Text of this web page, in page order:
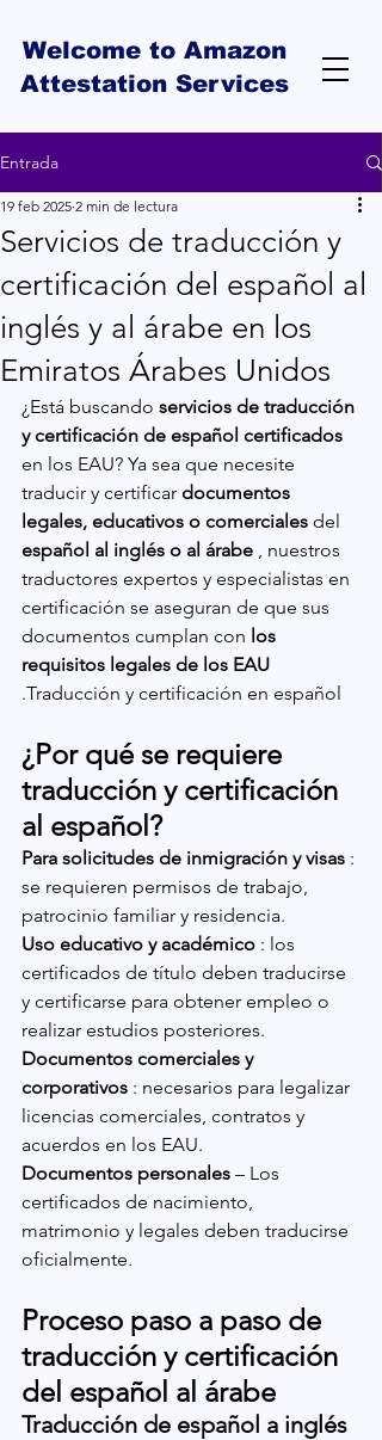
Welcome to Amazon
Attestation Services
Entrada
Servicios de traducción y
certificación del español al
inglés y al árabe en los
Emiratos Árabes Unidos
19 feb 2025 2 min de lectura
¿Está buscando servicios de traducción
y certificación de español certificados
en los EAU? Ya sea que necesite
traducir y certificar documentos
legales, educativos o comerciales del
español al inglés o al árabe , nuestros
traductores expertos y especialistas en
certificación se aseguran de que sus
documentos cumplan con los
requisitos legales de los EAU
.Traducción y certificación en español
¿Por qué se requiere
traducción y certificación
al español?
Para solicitudes de inmigración y visas :
se requieren permisos de trabajo,
patrocinio familiar y residencia.
Uso educativo y académico : los
certificados de título deben traducirse
y certificarse para obtener empleo o
realizar estudios posteriores.
Documentos comerciales y
corporativos : necesarios para legalizar
licencias comerciales, contratos y
acuerdos en los EAU.
Documentos personales – Los
certificados de nacimiento,
matrimonio y legales deben traducirse
oficialmente.
Proceso paso a paso de
traducción y certificación
del español al árabe
Traducción de español a inglés